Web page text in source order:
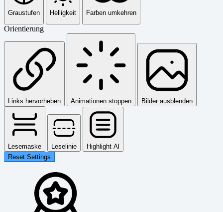
Graustufen Helligkeit Farben umkehren
Orientierung
Links hervorheben Animationen stoppen Bilder ausblenden
Lesemaske Leselinie
Highlight Al
Reset Settings